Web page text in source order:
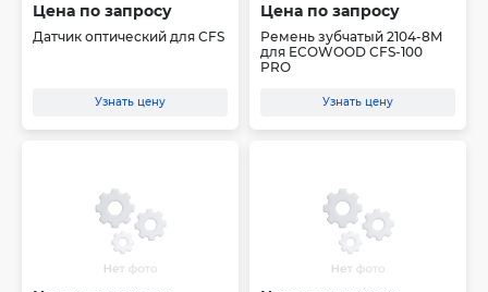
Цена по запросу
Датчик оптический для CFS
Узнать цену
Цена по запросу
Ремень зубчатый 2104-8M
для ECOWOOD CFS-100
PRO
Узнать цену